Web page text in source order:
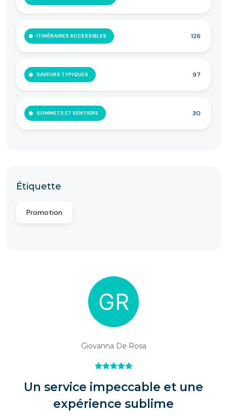
ITINÉRAIRES ACCESSIBLES 126
SAVEURS TYPIQUES 97
SOMMETS ET SENTIERS 30
Étiquette
Promotion
Giovanna De Rosa
Un service impeccable et une
expérience sublime